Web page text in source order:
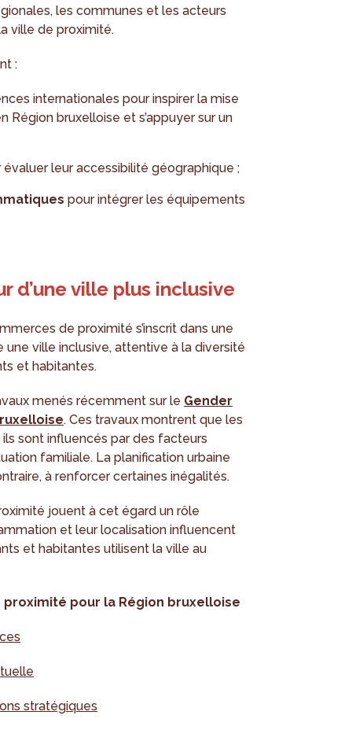
les communes et les acteurs
ville de proximité.
:
internationales pour inspirer la mise
bruxelloise et s’appuyer sur un
leur accessibilité géographique ;
pour intégrer les équipements
d’une ville plus inclusive
de proximité s’inscrit dans une
ville inclusive, attentive à la diversité
et habitantes.
menés récemment sur le Gender
. Ces travaux montrent que les
sont influencés par des facteurs
familiale. La planification urbaine
à renforcer certaines inégalités.
jouent à cet égard un rôle
et leur localisation influencent
et habitantes utilisent la ville au
proximité pour la Région bruxelloise
stratégiques